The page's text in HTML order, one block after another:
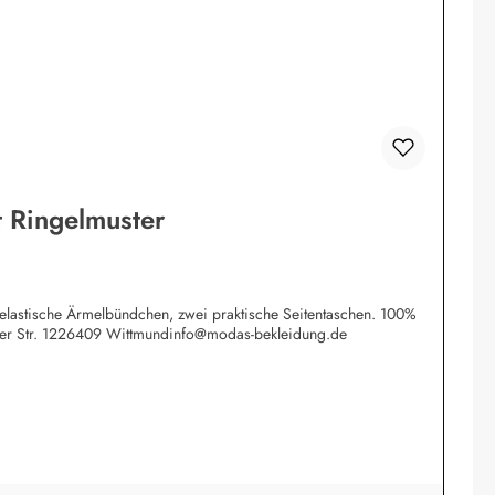
Ärmelbündchen, zwei praktische Seitentaschen. 100%
Str. 1226409 Wittmundinfo@modas-bekleidung.de